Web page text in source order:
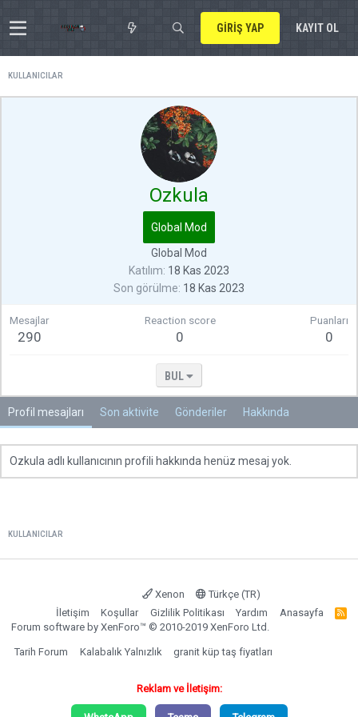
GIRIŞ YAP KAYIT OL
KULLANICILAR
Ozkula
Global Mod
Global Mod
Katılım 18 Kas 2023
Son görülme 18 Kas 2023
Mesajlar
290
Reaction score
0
Puanları
0
BUL
Profil mesajları Son aktivite Gönderiler Hakkında
Ozkula adlı kullanıcının profili hakkında henüz mesaj yok.
KULLANICILAR
Xenon
Türkçe (TR)
İletişim
Koşullar Gizlilik Politikası Yardım Anasayfa
R
Forum software by XenForo™ © 2010-2019 XenForo Ltd.
Tarih Forum Kalabalık Yalnızlık granit küp taş fiyatları
Reklam ve İletişim: